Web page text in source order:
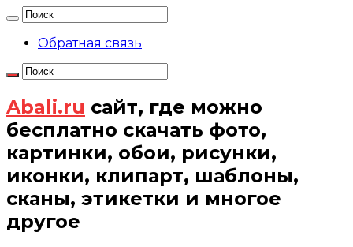
Обратная связь
Abali.ru сайт, где можно
бесплатно скачать фото,
картинки, обои, рисунки,
иконки, клипарт, шаблоны,
сканы, этикетки и многое
другое